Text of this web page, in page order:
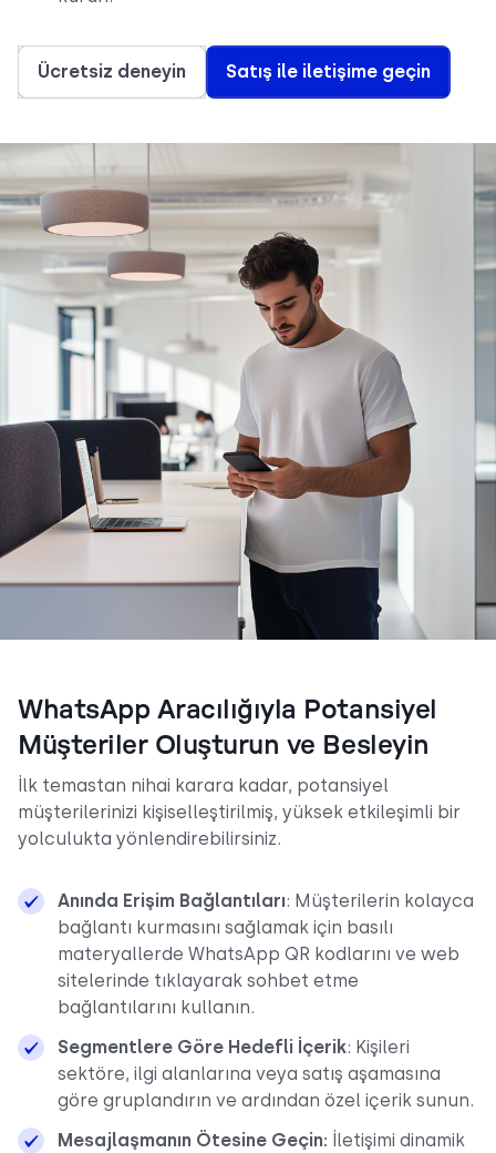
Ücretsiz deneyin Satış ile iletişime geçin
WhatsApp Aracılığıyla Potansiyel
Müşteriler Oluşturun ve Besleyin
İlk temastan nihai karara kadar, potansiyel
müşterilerinizi kişiselleştirilmiş, yüksek etkileşimli bir
yolculukta yönlendirebilirsiniz.
Anında Erişim Bağlantıları: Müşterilerin kolayca
bağlantı kurmasını sağlamak için basılı
materyallerde WhatsApp QR kodlarını ve web
sitelerinde tıklayarak sohbet etme
bağlantılarını kullanın.
Segmentlere Göre Hedefli İçerik: Kişileri
sektöre, ilgi alanlarına veya satış aşamasına
göre gruplandırın ve ardından özel içerik sunun.
Mesajlaşmanın Ötesine Geçin: İletişimi dinamik